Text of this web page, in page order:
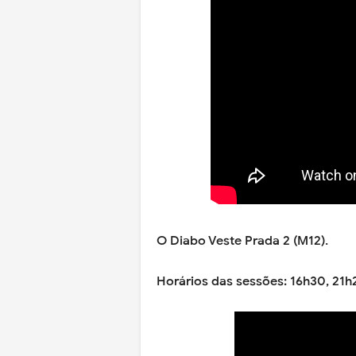
O Diabo Veste Prada 2 (M12).
Horários das sessões: 16h30,